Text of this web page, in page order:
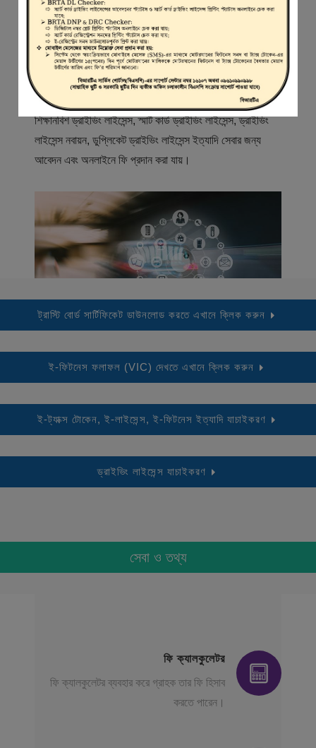
স্বাগতম
বিআরটিএ সার্ভিস পোর্টাল (বিএসপি) বাংলাদেশ রোড ট্রান্সপোর্ট অথরিটি
(বিআরটিএ) এর একটি অনলাইন সেবা প্রদানের মাধ্যম যেখানে ড্রাইভার,
মোটরযান মালিক, মোটরযান বিক্রেতাদের নিবন্ধিত করা হয় এবং
শিক্ষানবিশ ড্রাইভিং লাইসেন্স, স্মার্ট কার্ড ড্রাইভিং লাইসেন্স, ড্রাইভিং
লাইসেন্স নবায়ন, ডুপ্লিকেট ড্রাইভিং লাইসেন্স ইত্যাদি সেবার জন্য
আবেদন এবং অনলাইনে ফি প্রদান করা যায়।
ট্রাস্টি বোর্ড সার্টিফিকেট ডাউনলোড করতে এখানে ক্লিক করুন
ই-ফিটনেস ফলাফল (VIC) দেখতে এখানে ক্লিক করুন
ই-ট্যাক্স টোকেন, ই-লাইসেন্স, ই-ফিটনেস ইত্যাদি যাচাইকরণ
ড্রাইভিং লাইসেন্স যাচাইকরণ
সেবা ও তথ্য
ফি ক্যালকুলেটর
ফি ক্যালকুলেটর ব্যবহার করে গ্রাহক তার ফি হিসাব
করতে পারেন।